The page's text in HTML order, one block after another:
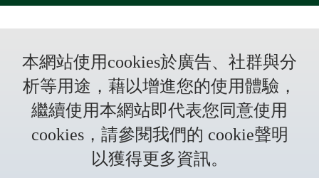
本網站使用cookies於廣告、社群與分
析等用途，藉以增進您的使用體驗，
繼續使用本網站即代表您同意使用
cookies，請參閱我們的 cookie聲明
以獲得更多資訊。